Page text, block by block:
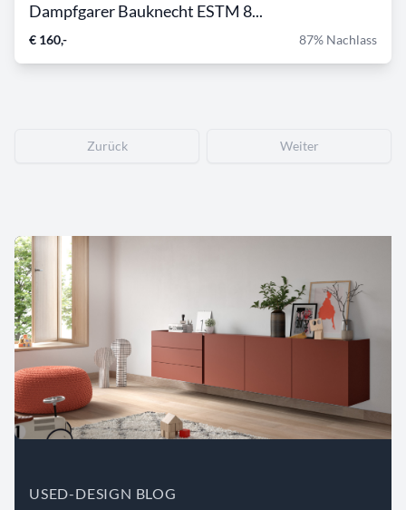
Dampfgarer Bauknecht ESTM 8...
€ 160,- 87% Nachlass
Zurück Weiter
USED-DESIGN BLOG